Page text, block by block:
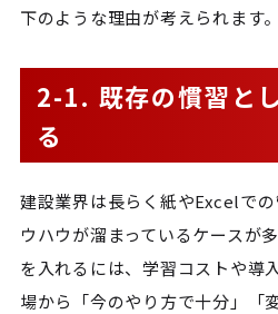
下のような理由が考えられます。
2-1. 既存の慣習と
る
建設業界は長らく紙やExcelで
ウハウが溜まっているケースが
を入れるには、学習コストや導
場から「今のやり方で十分」「